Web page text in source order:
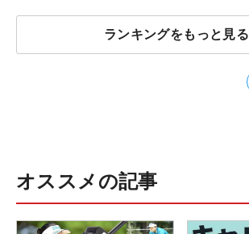
ランキングをもっと見る
オススメの記事